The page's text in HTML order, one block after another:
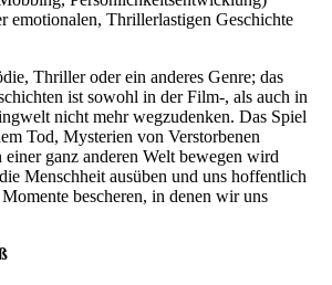
emotionalen, Thrillerlastigen Geschichte
Thriller oder ein anderes Genre; das
ist sowohl in der Film-, als auch in
nicht mehr wegzudenken. Das Spiel
Tod, Mysterien von Verstorbenen
ganz anderen Welt bewegen wird
Menschheit ausüben und uns hoffentlich
bescheren, in denen wir uns